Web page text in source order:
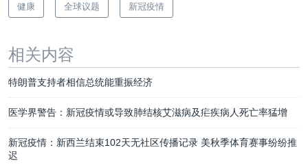
健康 全球议题 新冠疫情
相关内容
特朗普支持者相信总统能重振经济
医学界警告：新冠疫情或导致肺结核艾滋病及疟疾病人死亡率猛增
新冠疫情：新西兰结束102天无社区传播记录 美秋季体育赛事纷纷推
迟